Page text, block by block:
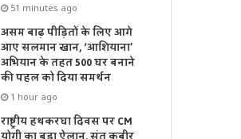
51 minutes ago
असम बाढ़ पीड़ितों के लिए आगे
आए सलमान खान, ‘आशियाना’
अभियान के तहत 500 घर बनाने
की पहल को दिया समर्थन
1 hour ago
राष्ट्रीय हथकरघा दिवस पर CM